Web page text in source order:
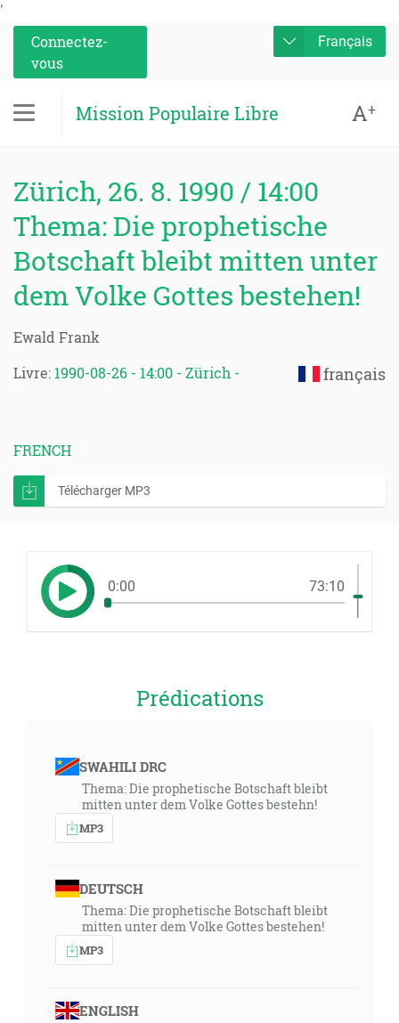
'
Connectez-
vous
Français
Mission Populaire Libre A+
Zürich, 26. 8. 1990 / 14:00
Thema: Die prophetische
Botschaft bleibt mitten unter
dem Volke Gottes bestehen!
Ewald Frank
français
Livre: 1990-08-26 - 14:00 - Zürich -
FRENCH
Télécharger MP3
0:00 73:10
Prédications
SWAHILI DRC
Thema: Die prophetische Botschaft bleibt
mitten unter dem Volke Gottes bestehn!
MP3
DEUTSCH
Thema: Die prophetische Botschaft bleibt
mitten unter dem Volke Gottes bestehen!
MP3
ENGLISH